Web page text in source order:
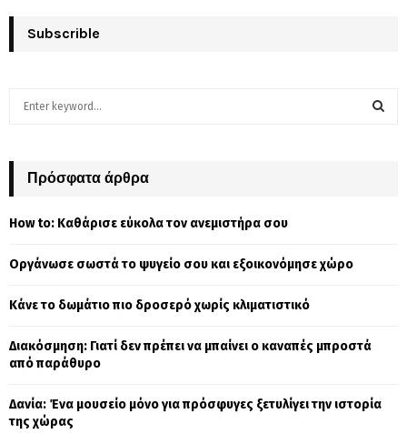
Subscrible
h
o
:
Πρόσφατα άρθρα
How to: Καθάρισε εύκολα τον ανεμιστήρα σου
Οργάνωσε σωστά το ψυγείο σου και εξοικονόμησε χώρο
Κάνε το δωμάτιο πιο δροσερό χωρίς κλιματιστικό
Διακόσμηση: Γιατί δεν πρέπει να μπαίνει ο καναπές μπροστά
από παράθυρο
Δανία: Ένα μουσείο μόνο για πρόσφυγες ξετυλίγει την ιστορία
της χώρας